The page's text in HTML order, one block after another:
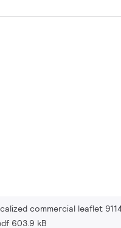
commercial leaflet
603.9 kB